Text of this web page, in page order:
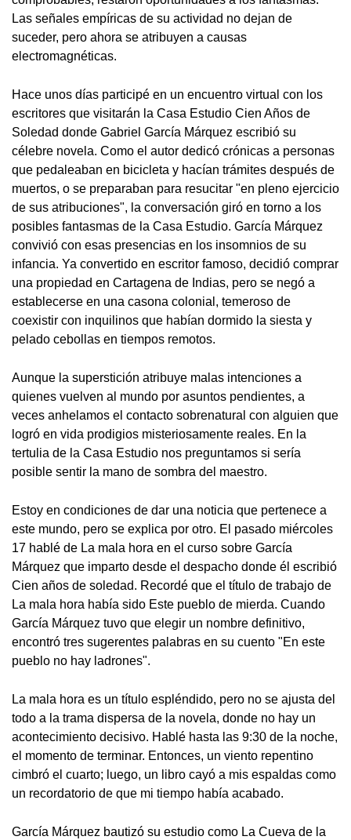
Las señales empíricas de su actividad no dejan de
suceder, pero ahora se atribuyen a causas
electromagnéticas.
Hace unos días participé en un encuentro virtual con los
escritores que visitarán la Casa Estudio Cien Años de
Soledad donde Gabriel García Márquez escribió su
célebre novela. Como el autor dedicó crónicas a personas
que pedaleaban en bicicleta y hacían trámites después de
muertos, o se preparaban para resucitar "en pleno ejercicio
de sus atribuciones", la conversación giró en torno a los
posibles fantasmas de la Casa Estudio. García Márquez
convivió con esas presencias en los insomnios de su
infancia. Ya convertido en escritor famoso, decidió comprar
una propiedad en Cartagena de Indias, pero se negó a
establecerse en una casona colonial, temeroso de
coexistir con inquilinos que habían dormido la siesta y
pelado cebollas en tiempos remotos.
Aunque la superstición atribuye malas intenciones a
quienes vuelven al mundo por asuntos pendientes, a
veces anhelamos el contacto sobrenatural con alguien que
logró en vida prodigios misteriosamente reales. En la
tertulia de la Casa Estudio nos preguntamos si sería
posible sentir la mano de sombra del maestro.
Estoy en condiciones de dar una noticia que pertenece a
este mundo, pero se explica por otro. El pasado miércoles
17 hablé de La mala hora en el curso sobre García
Márquez que imparto desde el despacho donde él escribió
Cien años de soledad. Recordé que el título de trabajo de
La mala hora había sido Este pueblo de mierda. Cuando
García Márquez tuvo que elegir un nombre definitivo,
encontró tres sugerentes palabras en su cuento "En este
pueblo no hay ladrones".
La mala hora es un título espléndido, pero no se ajusta del
todo a la trama dispersa de la novela, donde no hay un
acontecimiento decisivo. Hablé hasta las 9:30 de la noche,
el momento de terminar. Entonces, un viento repentino
cimbró el cuarto; luego, un libro cayó a mis espaldas como
un recordatorio de que mi tiempo había acabado.
García Márquez bautizó su estudio como La Cueva de la